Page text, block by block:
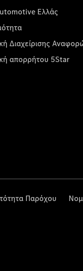
Ελλάς
Διαχείρισης
απορρήτου 5Star
Παρόχου